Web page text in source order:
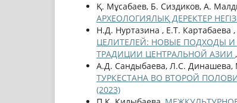
Қ. Мұсабаев, Б. Сиздиков, А.
АРХЕОЛОГИЯЛЫҚ ДЕРЕКТЕР
Н.Д. Нуртазина , Е.Т. Картабаева
ЦЕЛИТЕЛЕЙ: НОВЫЕ ПОДХОДЫ
ТРАДИЦИИ ЦЕНТРАЛЬНОЙ АЗИИ ,
А.Д. Сандыбаева, Л.С. Динашева,
ТУРКЕСТАНА ВО ВТОРОЙ
(2023)